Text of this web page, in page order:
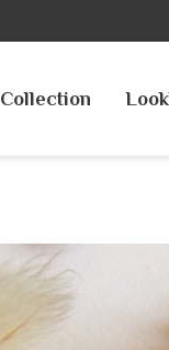
Collection